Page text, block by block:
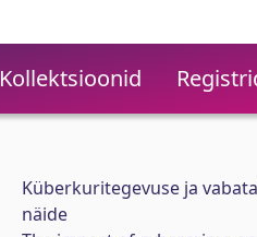
Kollektsioonid
Küberkuritegevuse ja
näide